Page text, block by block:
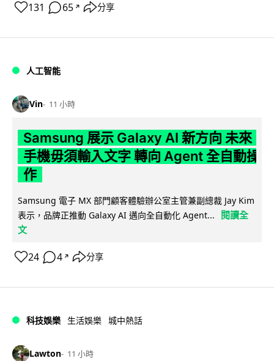
131 65 ↗ 分享
人工智能
Vin 11 小時
Samsung 展示 Galaxy AI 新方向 未來
手機毋須輸入文字 轉向 Agent 全自動操
作
Samsung 電子 MX 部門顧客體驗辦公室主管兼副總裁 Jay Kim
表示，品牌正推動 Galaxy AI 邁向全自動化 Agent...
閱讀全
文
24 4 ↗ 分享
科技娛樂 生活娛樂 城中熱話
Lawton 11 小時